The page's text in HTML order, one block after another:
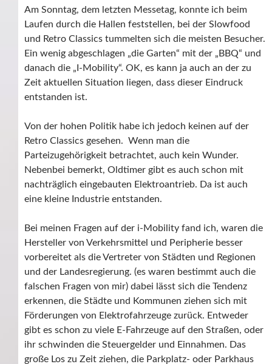
Am Sonntag, dem letzten Messetag, konnte ich beim
Laufen durch die Hallen feststellen, bei der Slowfood
und Retro Classics tummelten sich die meisten Besucher.
Ein wenig abgeschlagen „die Garten“ mit der „BBQ“ und
danach die „I-Mobility“. OK, es kann ja auch an der zu
Zeit aktuellen Situation liegen, dass dieser Eindruck
entstanden ist.
Von der hohen Politik habe ich jedoch keinen auf der
Retro Classics gesehen. Wenn man die
Parteizugehörigkeit betrachtet, auch kein Wunder.
Nebenbei bemerkt, Oldtimer gibt es auch schon mit
nachträglich eingebauten Elektroantrieb. Da ist auch
eine kleine Industrie entstanden.
Bei meinen Fragen auf der i-Mobility fand ich, waren die
Hersteller von Verkehrsmittel und Peripherie besser
vorbereitet als die Vertreter von Städten und Regionen
und der Landesregierung. (es waren bestimmt auch die
falschen Fragen von mir) dabei lässt sich die Tendenz
erkennen, die Städte und Kommunen ziehen sich mit
Förderungen von Elektrofahrzeuge zurück. Entweder
gibt es schon zu viele E-Fahrzeuge auf den Straßen, oder
ihr schwinden die Steuergelder und Einnahmen. Das
große Los zu Zeit ziehen, die Parkplatz- oder Parkhaus